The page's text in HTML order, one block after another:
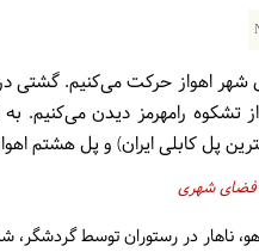
اهواز حرکت می‌کنیم. گشتی در
تشکوه رامهرمز دیدن می‌کنیم.
پل کابلی ایران) و پل هشتم
ناهار در رستوران توسط گردشگر